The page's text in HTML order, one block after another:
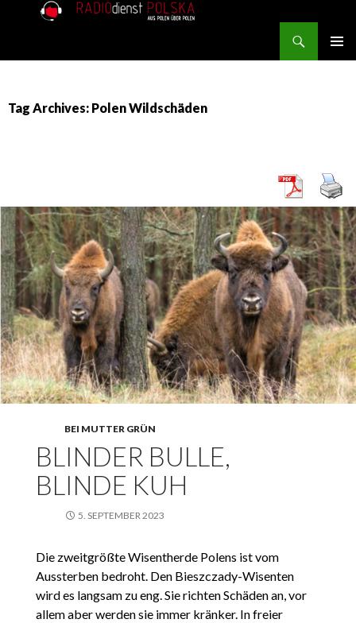
Tag Archives: Polen Wildschäden
BEI MUTTER GRÜN
BLINDER BULLE,
BLINDE KUH
5. SEPTEMBER 2023
Die zweitgrößte Wisentherde Polens ist vom
Aussterben bedroht. Den Bieszczady-Wisenten
wird es langsam zu eng. Sie richten Schäden an, vor
allem aber werden sie immer kränker. In freier